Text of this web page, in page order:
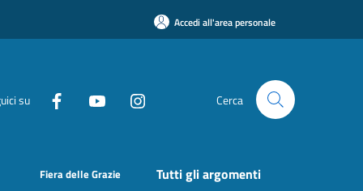
Accedi all'area personale
su Cerca
Fiera delle Grazie Tutti gli argomenti